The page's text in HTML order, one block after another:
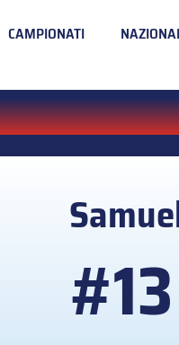
CAMPIONATI
#13